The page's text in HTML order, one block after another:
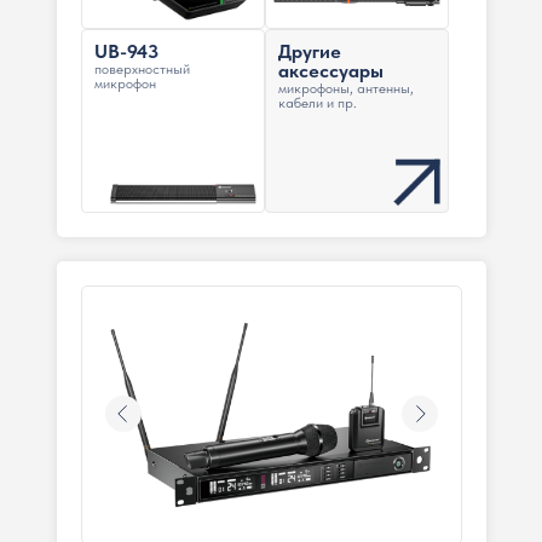
UB-943
поверхностный
микрофон
Другие
аксессуары
микрофоны, антенны,
кабели и пр.